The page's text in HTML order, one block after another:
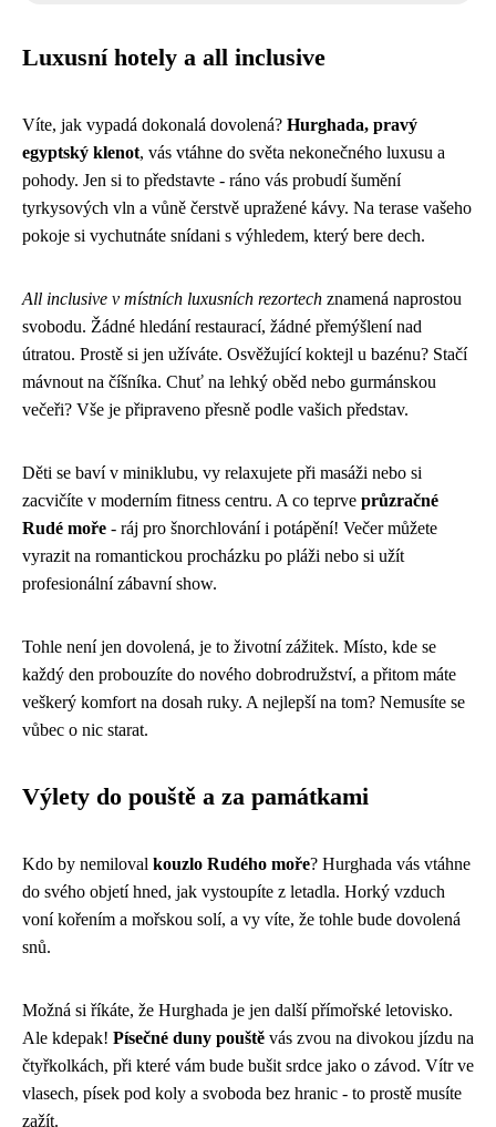
Luxusní hotely a all inclusive
Víte, jak vypadá dokonalá dovolená? Hurghada, pravý
egyptský klenot, vás vtáhne do světa nekonečného luxusu a
pohody. Jen si to představte - ráno vás probudí šumění
tyrkysových vln a vůně čerstvě upražené kávy. Na terase vašeho
pokoje si vychutnáte snídani s výhledem, který bere dech.
All inclusive v místních luxusních rezortech znamená naprostou
svobodu. Žádné hledání restaurací, žádné přemýšlení nad
útratou. Prostě si jen užíváte. Osvěžující koktejl u bazénu? Stačí
mávnout na číšníka. Chuť na lehký oběd nebo gurmánskou
večeři? Vše je připraveno přesně podle vašich představ.
Děti se baví v miniklubu, vy relaxujete při masáži nebo si
zacvičíte v moderním fitness centru. A co teprve průzračné
Rudé moře - ráj pro šnorchlování i potápění! Večer můžete
vyrazit na romantickou procházku po pláži nebo si užít
profesionální zábavní show.
Tohle není jen dovolená, je to životní zážitek. Místo, kde se
každý den probouzíte do nového dobrodružství, a přitom máte
veškerý komfort na dosah ruky. A nejlepší na tom? Nemusíte se
vůbec o nic starat.
Výlety do pouště a za památkami
Kdo by nemiloval kouzlo Rudého moře? Hurghada vás vtáhne
do svého objetí hned, jak vystoupíte z letadla. Horký vzduch
voní kořením a mořskou solí, a vy víte, že tohle bude dovolená
snů.
Možná si říkáte, že Hurghada je jen další přímořské letovisko.
Ale kdepak! Písečné duny pouště vás zvou na divokou jízdu na
čtyřkolkách, při které vám bude bušit srdce jako o závod. Vítr ve
vlasech, písek pod koly a svoboda bez hranic - to prostě musíte
zažít.